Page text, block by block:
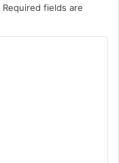
Required fields are